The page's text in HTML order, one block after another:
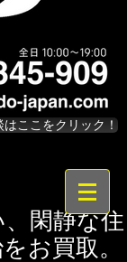
ここをクリック！
閑静な住
お買取。